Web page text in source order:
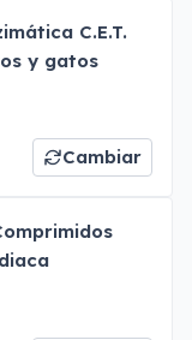
C.E.T.
y gatos
Cambiar